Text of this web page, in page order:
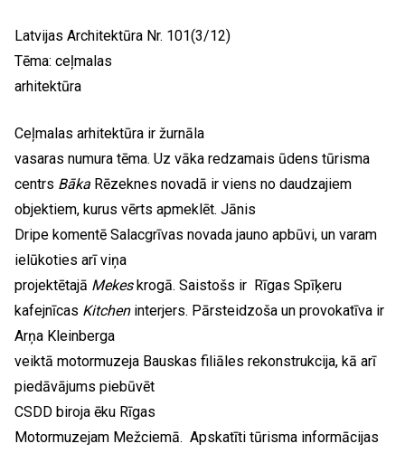
Latvijas Architektūra Nr. 101(3/12)
Tēma: ceļmalas
arhitektūra
Ceļmalas arhitektūra ir žurnāla
vasaras numura tēma. Uz vāka redzamais ūdens tūrisma
centrs Bāka Rēzeknes novadā ir viens no daudzajiem
objektiem, kurus vērts apmeklēt. Jānis
Dripe komentē Salacgrīvas novada jauno apbūvi, un varam
ielūkoties arī viņa
projektētajā Mekeskrogā. Saistošs ir Rīgas Spīķeru
kafejnīcas Kitcheninterjers. Pārsteidzoša un provokatīva ir
Arņa Kleinberga
veiktā motormuzeja Bauskas filiāles rekonstrukcija, kā arī
piedāvājums piebūvēt
CSDD biroja ēku Rīgas
Motormuzejam Mežciemā. Apskatīti tūrisma informācijas